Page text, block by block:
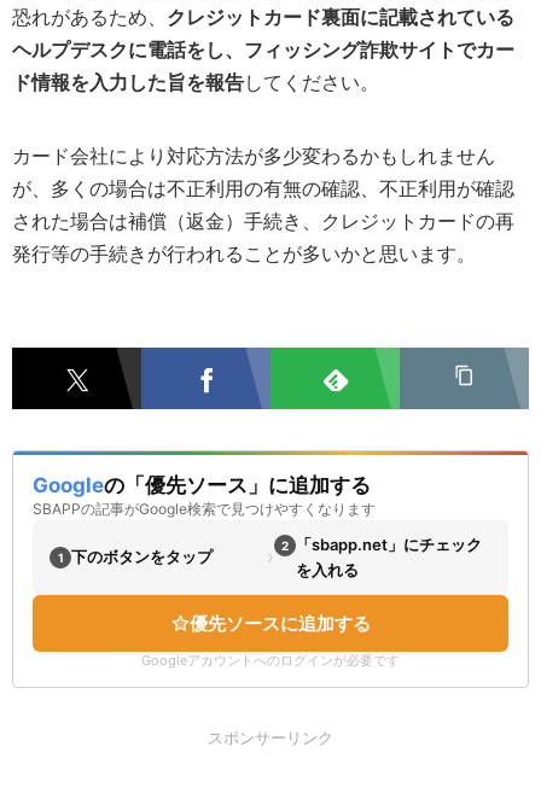
恐れがあるため、 クレジットカード裏面に記載されている
ヘルプデスクに電話をし、フィッシング詐欺サイトでカー
ド情報を入力した旨を報告してください。
カード会社により対応方法が多少変わるかもしれません
が、多くの場合は不正利用の有無の確認、不正利用が確認
された場合は補償（返金）手続き、クレジットカードの再
発行等の手続きが行われることが多いかと思います。
Googleの「優先ソース」に追加する
SBAPPの記事がGoogle検索で見つけやすくなります
1 下のボタンをタップ › 2
「sbapp.net」にチェック
を入れる
優先ソースに追加する
Googleアカウントへのログインが必要です
スポンサーリンク